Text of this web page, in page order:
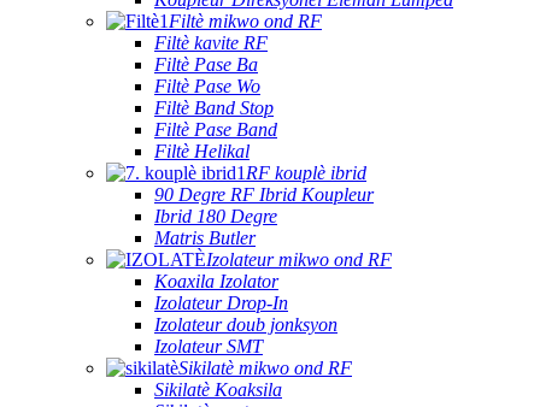
Filtè mikwo ond RF
Filtè kavite RF
Filtè Pase Ba
Filtè Pase Wo
Filtè Band Stop
Filtè Pase Band
Filtè Helikal
RF kouplè ibrid
90 Degre RF Ibrid Koupleur
Ibrid 180 Degre
Matris Butler
Izolateur mikwo ond RF
Koaxila Izolator
Izolateur Drop-In
Izolateur doub jonksyon
Izolateur SMT
Sikilatè mikwo ond RF
Sikilatè Koaksila